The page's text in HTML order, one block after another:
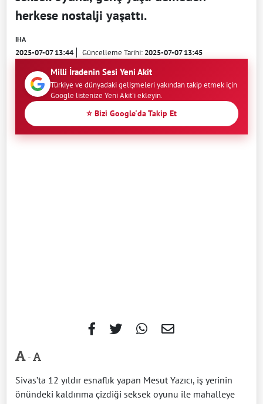
herkese nostalji yaşattı.
IHA
2025-07-07 13:44 Güncelleme Tarihi:2025-07-07 13:45
Milli İradenin Sesi Yeni Akit
Türkiye ve dünyadaki gelişmeleri yakından takip etmek için
Google listenize Yeni Akit'i ekleyin.
⭐ Bizi Google'da Takip Et
-
Sivas’ta 12 yıldır esnaflık yapan Mesut Yazıcı, iş yerinin
önündeki kaldırıma çizdiği seksek oyunu ile mahalleye